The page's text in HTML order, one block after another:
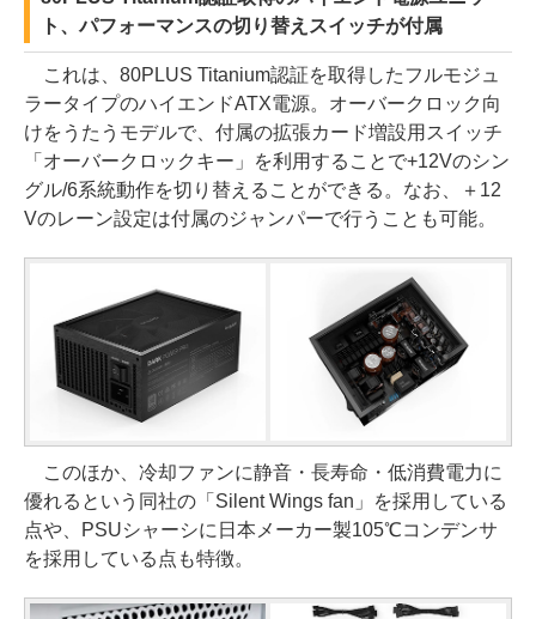
ト、パフォーマンスの切り替えスイッチが付属
これは、80PLUS Titanium認証を取得したフルモジュ
ラータイプのハイエンドATX電源。オーバークロック向
けをうたうモデルで、付属の拡張カード増設用スイッチ
「オーバークロックキー」を利用することで+12Vのシン
グル/6系統動作を切り替えることができる。なお、＋12
Vのレーン設定は付属のジャンパーで行うことも可能。
このほか、冷却ファンに静音・長寿命・低消費電力に
優れるという同社の「Silent Wings fan」を採用している
点や、PSUシャーシに日本メーカー製105℃コンデンサ
を採用している点も特徴。